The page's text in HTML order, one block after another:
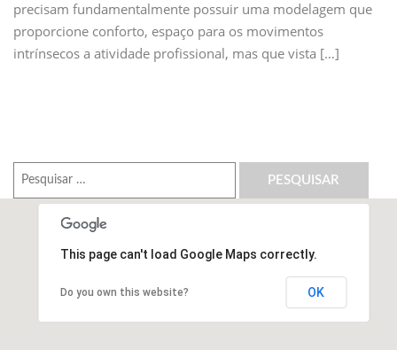
precisam fundamentalmente possuir uma modelagem que
proporcione conforto, espaço para os movimentos
intrínsecos a atividade profissional, mas que vista […]
Pesquisar
por:
This page can't load Google Maps correctly.
Do you own this website? OK